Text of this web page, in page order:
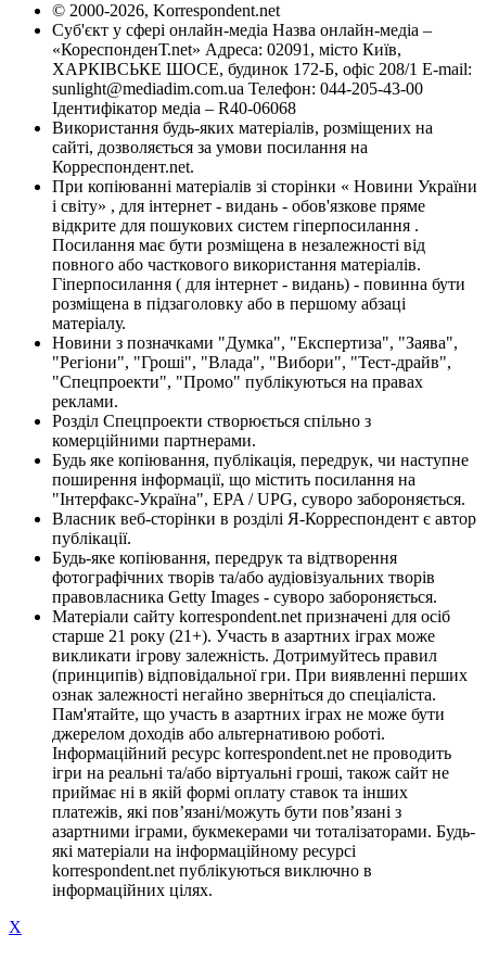
© 2000-2026, Korrespondent.net
Суб'єкт у сфері онлайн-медіа Назва онлайн-медіа –
«КореспонденТ.net» Адреса: 02091, місто Київ,
ХАРКІВСЬКЕ ШОСЕ, будинок 172-Б, офіс 208/1 E-mail:
sunlight@mediadim.com.ua Телефон: 044-205-43-00
Ідентифікатор медіа – R40-06068
Використання будь-яких матеріалів, розміщених на
сайті, дозволяється за умови посилання на
Корреспондент.net.
При копіюванні матеріалів зі сторінки « Новини України
і світу» , для інтернет - видань - обов'язкове пряме
відкрите для пошукових систем гіперпосилання .
Посилання має бути розміщена в незалежності від
повного або часткового використання матеріалів.
Гіперпосилання ( для інтернет - видань) - повинна бути
розміщена в підзаголовку або в першому абзаці
матеріалу.
Новини з позначками "Думка", "Експертиза", "Заява",
"Регіони", "Гроші", "Влада", "Вибори", "Тест-драйв",
"Спецпроекти", "Промо" публікуються на правах
реклами.
Розділ Спецпроекти створюється спільно з
комерційними партнерами.
Будь яке копіювання, публікація, передрук, чи наступне
поширення інформації, що містить посилання на
"Інтерфакс-Україна", EPA / UPG, суворо забороняється.
Власник веб-сторінки в розділі Я-Корреспондент є автор
публікації.
Будь-яке копіювання, передрук та відтворення
фотографічних творів та/або аудіовізуальних творів
правовласника Getty Images - суворо забороняється.
Матеріали сайту korrespondent.net призначені для осіб
старше 21 року (21+). Участь в азартних іграх може
викликати ігрову залежність. Дотримуйтесь правил
(принципів) відповідальної гри. При виявленні перших
ознак залежності негайно зверніться до спеціаліста.
Пам'ятайте, що участь в азартних іграх не може бути
джерелом доходів або альтернативою роботі.
Інформаційний ресурс korrespondent.net не проводить
ігри на реальні та/або віртуальні гроші, також сайт не
приймає ні в якій формі оплату ставок та інших
платежів, які пов’язані/можуть бути пов’язані з
азартними іграми, букмекерами чи тоталізаторами. Будь-
які матеріали на інформаційному ресурсі
korrespondent.net публікуються виключно в
інформаційних цілях.
X